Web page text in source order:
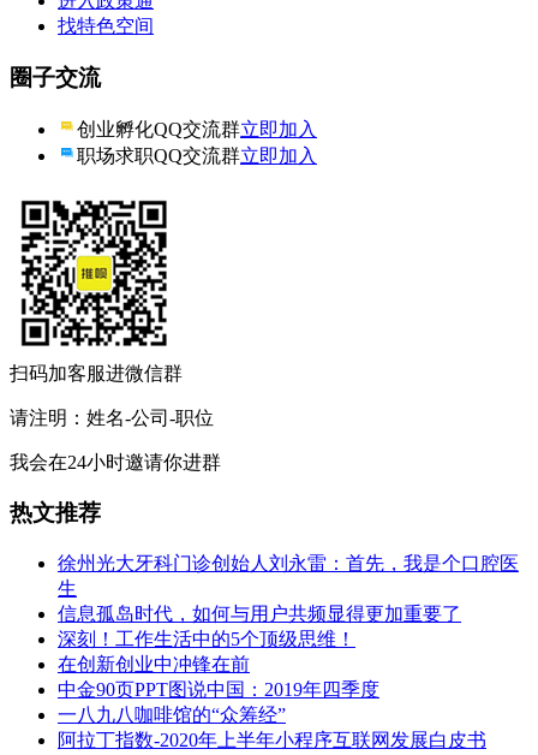
找特色空间
圈子交流
创业孵化QQ交流群立即加入
职场求职QQ交流群立即加入
扫码加客服进微信群
请注明：姓名-公司-职位
我会在24小时邀请你进群
热文推荐
徐州光大牙科门诊创始人刘永雷：首先，我是个口腔医
生
信息孤岛时代，如何与用户共频显得更加重要了
深刻！工作生活中的5个顶级思维！
在创新创业中冲锋在前
中金90页PPT图说中国：2019年四季度
一八九八咖啡馆的“众筹经”
阿拉丁指数-2020年上半年小程序互联网发展白皮书